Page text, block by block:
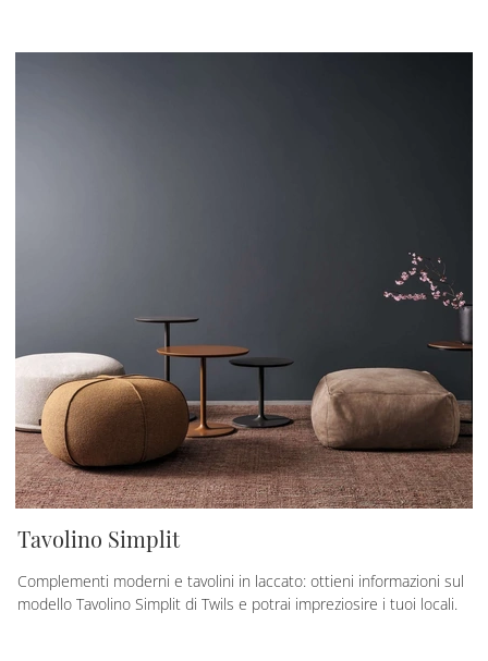
Tavolino Simplit
Complementi moderni e tavolini in laccato: ottieni informazioni sul
modello Tavolino Simplit di Twils e potrai impreziosire i tuoi locali.